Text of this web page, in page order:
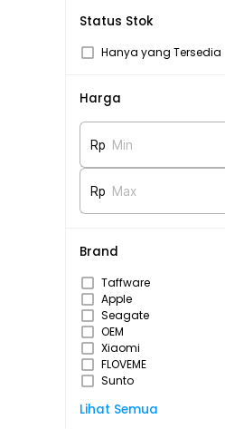
Status Stok
Hanya yang Tersedia
Harga
Rp Min
Rp Max
Brand
Taffware
Apple
Seagate
OEM
Xiaomi
FLOVEME
Sunto
Lihat Semua